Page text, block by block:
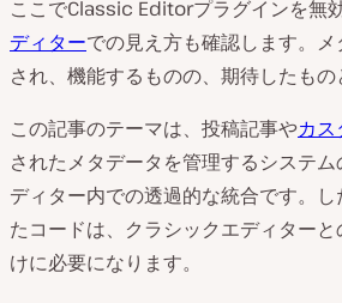
ここでClassic Editorプラグインを無効
ディターでの見え方も確認します。
され、機能するものの、期待したもの
この記事のテーマは、投稿記事やカ
されたメタデータを管理するシステ
ディター内での透過的な統合です。
たコードは、クラシックエディター
けに必要になります。